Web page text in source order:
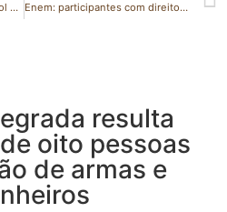
Vem ai o 1º torneio de Futebol Feminino Amador “Meninas da Vila” Enem: participantes com direito à isenção que não compareceram às provas podem se inscrever até domingo (26)
resulta
oito pessoas
de armas e